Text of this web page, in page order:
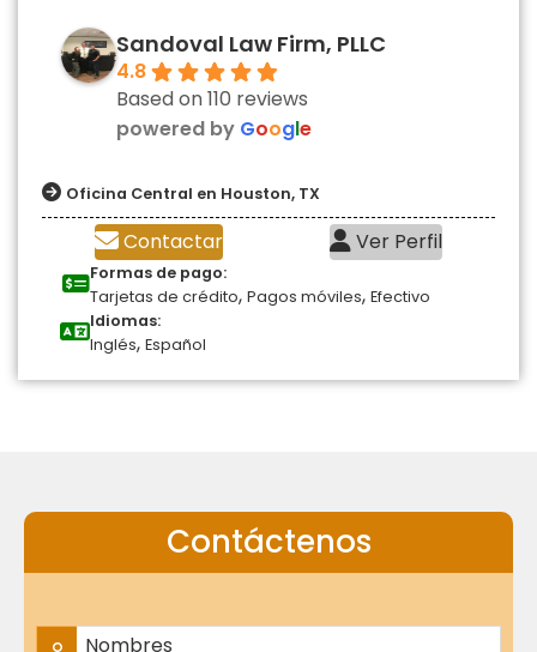
Sandoval Law Firm, PLLC
4.8
Based on 110 reviews
powered by Google
Oficina Central en Houston, TX
Contactar Ver Perfil
Formas de pago:
Tarjetas de crédito, Pagos móviles, Efectivo
Idiomas:
Inglés, Español
Contáctenos
Nombre Completo